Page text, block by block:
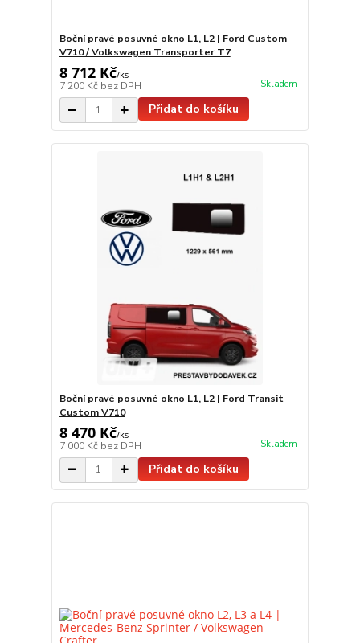
Boční pravé posuvné okno L1, L2 | Ford Custom
V710 / Volkswagen Transporter T7
8 712 Kč/ks
7 200 Kč bez DPH Skladem
Přidat do košíku
Boční pravé posuvné okno L1, L2 | Ford Transit
Custom V710
8 470 Kč/ks
7 000 Kč bez DPH Skladem
Přidat do košíku